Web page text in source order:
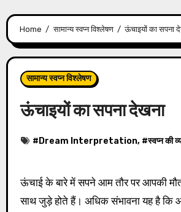
Home सामान्य स्वप्न विश्लेषण ऊंचाइयों का सपना
सामान्य स्वप्न विश्लेषण
ऊंचाइयों का सपना देखना
# Dream Interpretation, #स्वप्न की
ऊंचाई के बारे में सपने आम तौर पर आपकी मौत के डर और चिंता के
साथ जुड़े होते हैं। अधिक संभावना यह है कि